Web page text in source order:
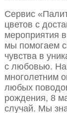
Сервис
цветов с
мероприятия
мы помогаем
чувства в
с любовью.
многолетним
любых
рождения, 8
случай. Мы